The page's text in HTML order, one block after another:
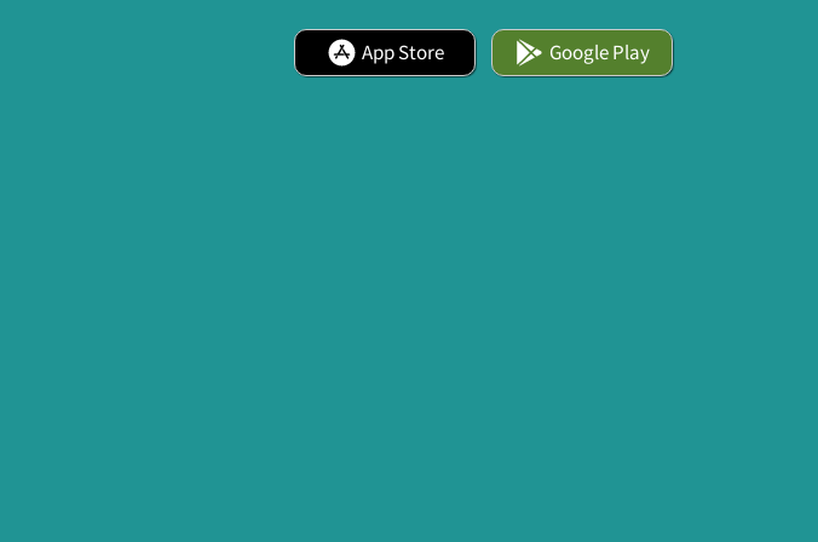
App Store Google Play